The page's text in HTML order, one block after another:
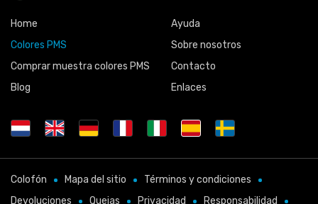
Home
Colores PMS
Comprar muestra colores PMS
Blog
Ayuda
Sobre nosotros
Contacto
Enlaces
Colofón Mapa del sitio
Términos y condiciones
Devoluciones
Quejas Privacidad Responsabilidad